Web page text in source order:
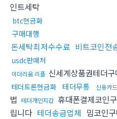
인트세탁
btc현금화
구매대행
돈세탁최저수수료 비트코인전
usdc판매처
이더리움 리플 신세계상품권테더구
테더트론현금화 테더무통 신용카
법 테더개인지갑 휴대폰결제코인
립니다 테더송금업체 밈코인